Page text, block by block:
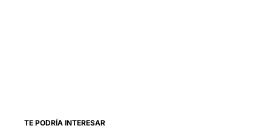
TE PODRÍA INTERESAR